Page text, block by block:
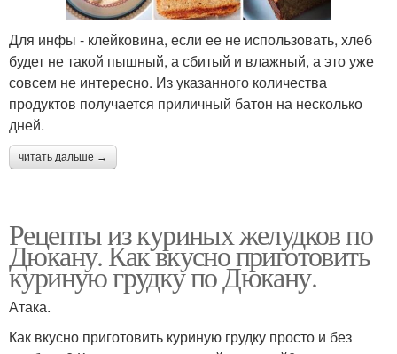
Для инфы - клейковина, если ее не использовать, хлеб
будет не такой пышный, а сбитый и влажный, а это уже
совсем не интересно. Из указанного количества
продуктов получается приличный батон на несколько
дней.
читать дальше →
Рецепты из куриных желудков по
Дюкану. Как вкусно приготовить
куриную грудку по Дюкану.
Атака.
Как вкусно приготовить куриную грудку просто и без